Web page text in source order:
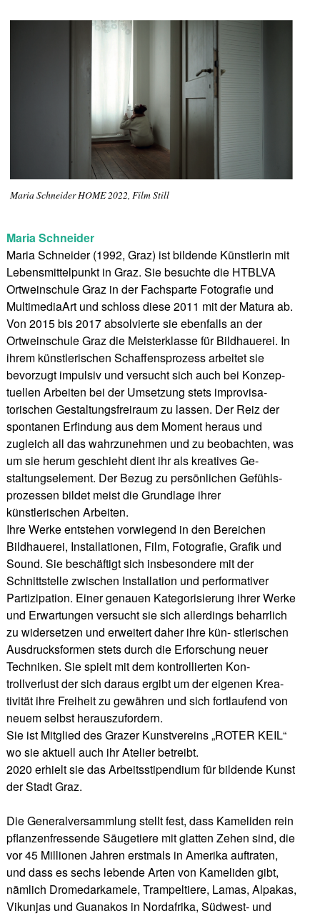
Maria Schneider HOME 2022, Film Still
Maria Schneider
Maria Schneider (1992, Graz) ist bildende Künstlerin mit
Lebensmittelpunkt in Graz. Sie besuchte die HTBLVA
Ortweinschule Graz in der Fachsparte Fotografie und
MultimediaArt und schloss diese 2011 mit der Matura ab.
Von 2015 bis 2017 absolvierte sie ebenfalls an der
Ortweinschule Graz die Meisterklasse für Bildhauerei. In
ihrem künstlerischen Schaffensprozess arbeitet sie
bevorzugt impulsiv und versucht sich auch bei Konzep-
tuellen Arbeiten bei der Umsetzung stets improvisa-
torischen Gestaltungsfreiraum zu lassen. Der Reiz der
spontanen Erfindung aus dem Moment heraus und
zugleich all das wahrzunehmen und zu beobachten, was
um sie herum geschieht dient ihr als kreatives Ge-
staltungselement. Der Bezug zu persönlichen Gefühls-
prozessen bildet meist die Grundlage ihrer
künstlerischen Arbeiten.
Ihre Werke entstehen vorwiegend in den Bereichen
Bildhauerei, Installationen, Film, Fotografie, Grafik und
Sound. Sie beschäftigt sich insbesondere mit der
Schnittstelle zwischen Installation und performativer
Partizipation. Einer genauen Kategorisierung ihrer Werke
und Erwartungen versucht sie sich allerdings beharrlich
zu widersetzen und erweitert daher ihre kün- stlerischen
Ausdrucksformen stets durch die Erforschung neuer
Techniken. Sie spielt mit dem kontrollierten Kon-
trollverlust der sich daraus ergibt um der eigenen Krea-
tivität ihre Freiheit zu gewähren und sich fortlaufend von
neuem selbst herauszufordern.
Sie ist Mitglied des Grazer Kunstvereins „ROTER KEIL“
wo sie aktuell auch ihr Atelier betreibt.
2020 erhielt sie das Arbeitsstipendium für bildende Kunst
der Stadt Graz.
Die Generalversammlung stellt fest, dass Kameliden rein
pflanzenfressende Säugetiere mit glatten Zehen sind, die
vor 45 Millionen Jahren erstmals in Amerika auftraten,
und dass es sechs lebende Arten von Kameliden gibt,
nämlich Dromedarkamele, Trampeltiere, Lamas, Alpakas,
Vikunjas und Guanakos in Nordafrika, Südwest- und